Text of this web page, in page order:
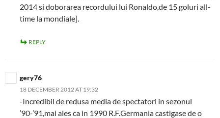
2014 si doborarea recordului lui Ronaldo,de 15 goluri all-
time la mondiale].
REPLY
gery76
18 DECEMBER 2012 AT 19:32
-Incredibil de redusa media de spectatori in sezonul
’90-’91,mai ales ca in 1990 R.F.Germania castigase de o